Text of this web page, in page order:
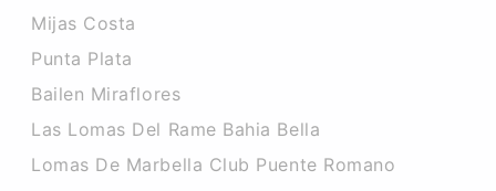
Mijas Costa
Punta Plata
Bailen Miraflores
Las Lomas Del Rame Bahia Bella
Lomas De Marbella Club Puente Romano